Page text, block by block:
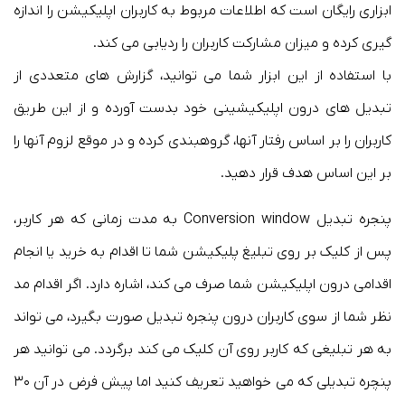
ابزاری رایگان است که اطلاعات مربوط به کاربران اپلیکیشن را اندازه
گیری کرده و میزان مشارکت کاربران را ردیابی می کند.
با استفاده از این ابزار شما می توانید، گزارش های متعددی از
تبدیل های درون اپلیکیشینی خود بدست آورده و از این طریق
کاربران را بر اساس رفتار آنها، گروهبندی کرده و در موقع لزوم آنها را
بر این اساس هدف قرار دهید.
پنجره تبدیل Conversion window به مدت زمانی که هر کاربر،
پس از کلیک بر روی تبلیغ پلیکیشن شما تا اقدام به خرید یا انجام
اقدامی درون اپلیکیشن شما صرف می کند، اشاره دارد. اگر اقدام مد
نظر شما از سوی کاربران درون پنجره تبدیل صورت بگیرد، می تواند
به هر تبلیغی که کاربر روی آن کلیک می کند برگردد. می توانید هر
پنچره تبدیلی که می خواهید تعریف کنید اما پیش فرض در آن ۳۰